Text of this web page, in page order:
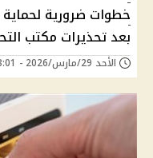
خطوات ضرورية لحماية
بعد تحذيرات مكتب
الأحد 29/مارس/2026 - 03:01 ص